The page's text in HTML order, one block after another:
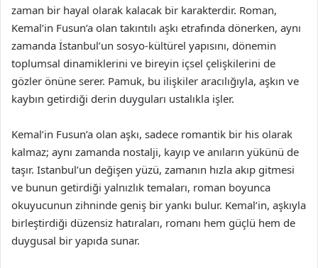
zaman bir hayal olarak kalacak bir karakterdir. Roman,
Kemal’in Fusun’a olan takıntılı aşkı etrafında dönerken, aynı
zamanda İstanbul’un sosyo-kültürel yapısını, dönemin
toplumsal dinamiklerini ve bireyin içsel çelişkilerini de
gözler önüne serer. Pamuk, bu ilişkiler aracılığıyla, aşkın ve
kaybın getirdiği derin duyguları ustalıkla işler.
Kemal’in Fusun’a olan aşkı, sadece romantik bir his olarak
kalmaz; aynı zamanda nostalji, kayıp ve anıların yükünü de
taşır. Istanbul’un değişen yüzü, zamanın hızla akıp gitmesi
ve bunun getirdiği yalnızlık temaları, roman boyunca
okuyucunun zihninde geniş bir yankı bulur. Kemal’in, aşkıyla
birleştirdiği düzensiz hatıraları, romanı hem güçlü hem de
duygusal bir yapıda sunar.